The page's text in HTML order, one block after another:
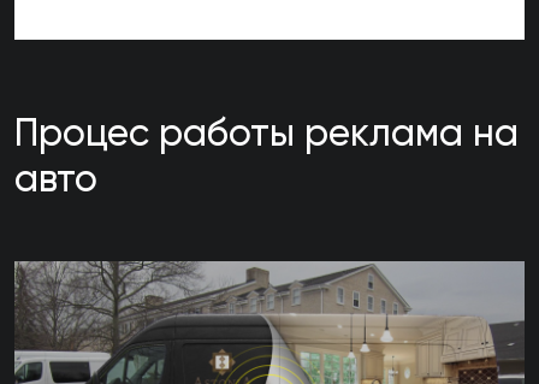
Процес работы реклама на
авто